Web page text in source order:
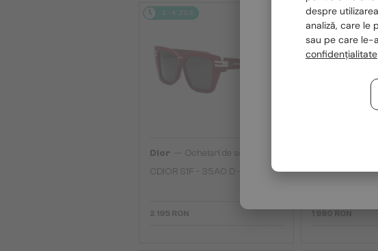
2-4 ZILE
Dior
Ochelari de soare
CDIOR S1F - 35A0 D - 56
2 195 RON
2-4 ZILE
DIORB23 S4I
1 980 RON
despre
analiză, care le
sau pe care le-
confidențialitate